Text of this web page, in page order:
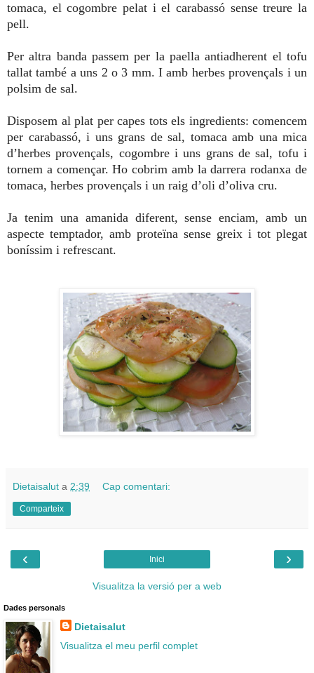
tomaca, el cogombre pelat i el carabassó sense treure la
pell.
Per altra banda passem per la paella antiadherent el tofu
tallat també a uns 2 o 3 mm. I amb herbes provençals i un
polsim de sal.
Disposem al plat per capes tots els ingredients: comencem
per carabassó, i uns grans de sal, tomaca amb una mica
d’herbes provençals, cogombre i uns grans de sal, tofu i
tornem a començar. Ho cobrim amb la darrera rodanxa de
tomaca, herbes provençals i un raig d’oli d’oliva cru.
Ja tenim una amanida diferent, sense enciam, amb un
aspecte temptador, amb proteïna sense greix i tot plegat
boníssim i refrescant.
Dietaisalut a 2:39 Cap comentari:
Comparteix
‹ ›
Inici
Visualitza la versió per a web
Dades personals
Dietaisalut
Visualitza el meu perfil complet